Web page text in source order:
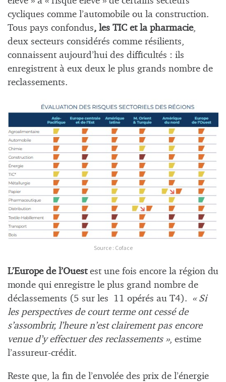
cycliques comme l’automobile ou la construction.
Tous pays confondus, les TIC et la pharmacie,
deux secteurs considérés comme résilients,
connaissent aujourd’hui des difficultés : ils
enregistrent à eux deux le plus grands nombre de
reclassements.
Source : Coface
L’Europe de l’Ouestest une fois encore la région du
monde qui enregistre le plus grand nombre de
déclassements (5 sur les 11 opérés au T4). « Si
les perspectives de court terme ont cessé de
s’assombrir, l’heure n’est clairement pas encore
venue d’y effectuer des reclassements », estime
l’assureur-crédit.
Reste que, la fin de l’envolée des prix de l’énergie